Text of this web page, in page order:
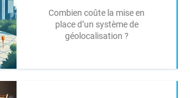
Combien coûte la mise en
place d’un système de
géolocalisation ?